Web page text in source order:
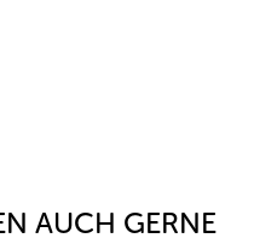
AUCH GERNE